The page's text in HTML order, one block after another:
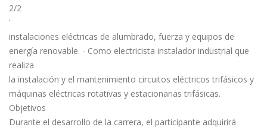
2/2
'
instalaciones eléctricas de alumbrado, fuerza y equipos de
energía renovable. - Como electricista instalador industrial que
realiza
la instalación y el mantenimiento circuitos eléctricos trifásicos y
máquinas eléctricas rotativas y estacionarias trifásicas.
Objetivos
Durante el desarrollo de la carrera, el participante adquirirá